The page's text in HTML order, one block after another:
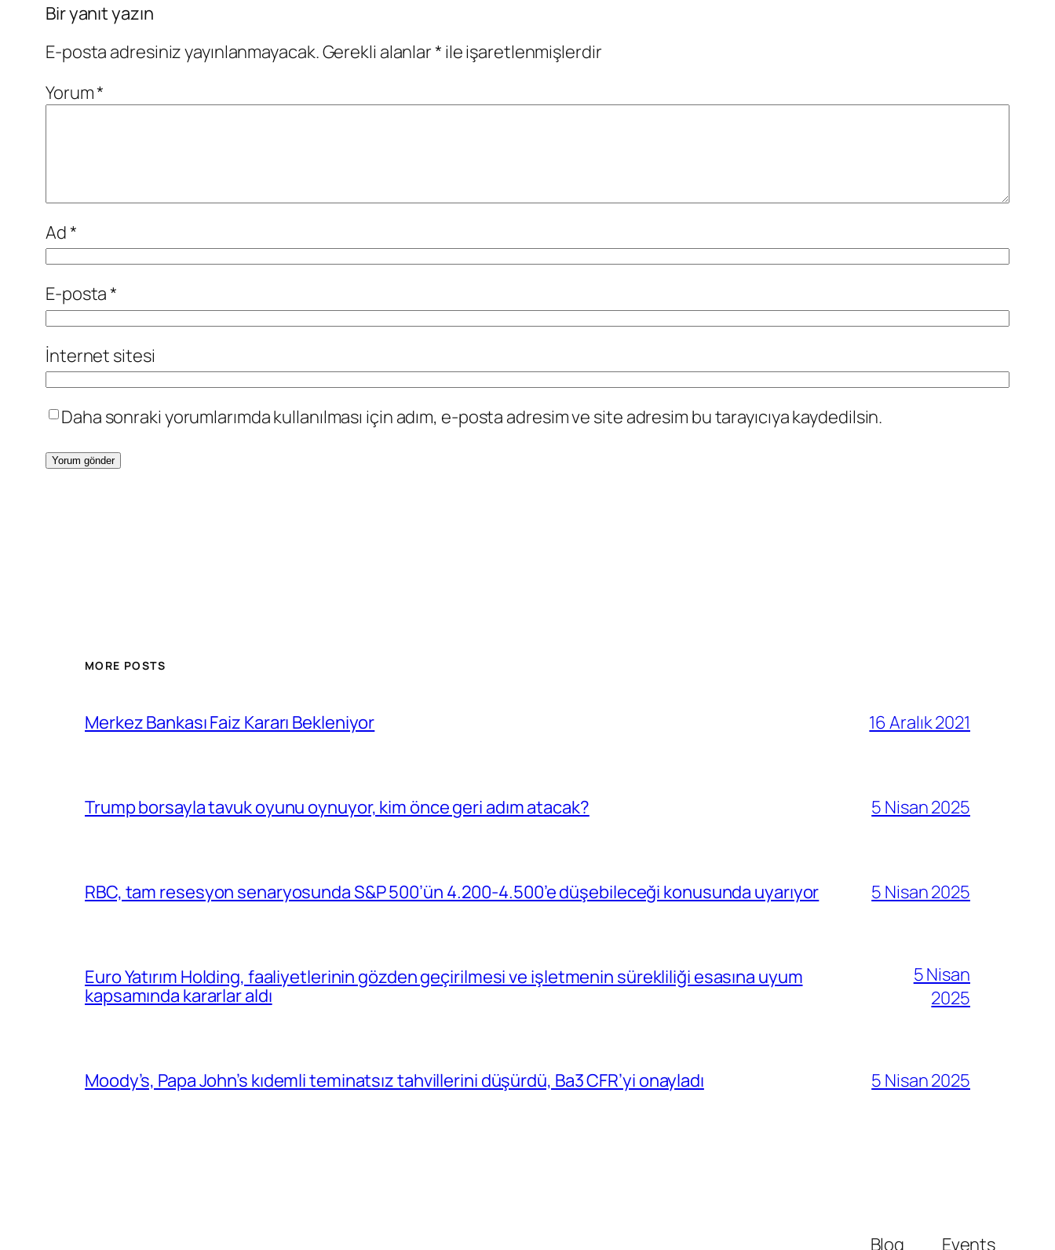
Bir yanıt yazın
E-posta adresiniz yayınlanmayacak.Gerekli alanlar* ile işaretlenmişlerdir
Yorum*
Ad*
E-posta*
İnternet sitesi
Daha sonraki yorumlarımda kullanılması için adım, e-posta adresim ve site adresim bu tarayıcıya kaydedilsin.
MORE POSTS
Merkez Bankası Faiz Kararı Bekleniyor 16 Aralık 2021
Trump borsayla tavuk oyunu oynuyor, kim önce geri adım atacak? 5 Nisan 2025
RBC, tam resesyon senaryosunda S&P 500’ün 4.200-4.500’e düşebileceği konusunda uyarıyor 5 Nisan 2025
Euro Yatırım Holding, faaliyetlerinin gözden geçirilmesi ve işletmenin sürekliliği esasına uyum
kapsamında kararlar aldı
5 Nisan
2025
Moody’s, Papa John’s kıdemli teminatsız tahvillerini düşürdü, Ba3 CFR’yi onayladı 5 Nisan 2025
Blog Events